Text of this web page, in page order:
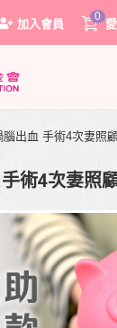
加入會員
0
出血 手術4次妻照
術4次妻照